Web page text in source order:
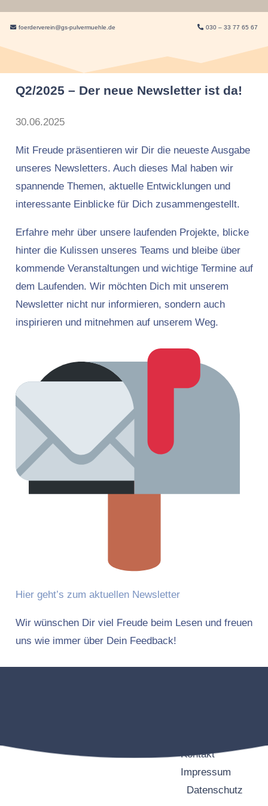
foerderverein@gs-pulvermuehle.de 030 – 33 77 65 67
Q2/2025 – Der neue Newsletter ist da!
30.06.2025
Mit Freude präsentieren wir Dir die neueste Ausgabe
unseres Newsletters. Auch dieses Mal haben wir
spannende Themen, aktuelle Entwicklungen und
interessante Einblicke für Dich zusammengestellt.
Erfahre mehr über unsere laufenden Projekte, blicke
hinter die Kulissen unseres Teams und bleibe über
kommende Veranstaltungen und wichtige Termine auf
dem Laufenden. Wir möchten Dich mit unserem
Newsletter nicht nur informieren, sondern auch
inspirieren und mitnehmen auf unserem Weg.
Hier geht’s zum aktuellen Newsletter
Wir wünschen Dir viel Freude beim Lesen und freuen
uns wie immer über Dein Feedback!
Kontakt
Impressum
Datenschutz